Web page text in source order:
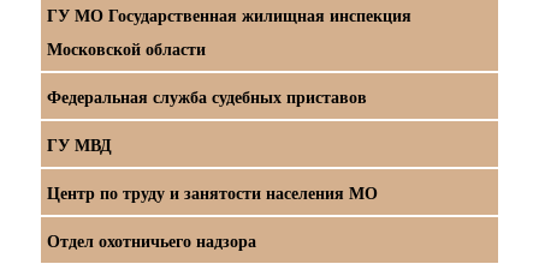
ГУ МО Государственная жилищная инспекция
Московской области
Федеральная служба судебных приставов
ГУ МВД
Центр по труду и занятости населения МО
Отдел охотничьего надзора